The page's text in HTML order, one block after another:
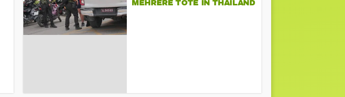
MEHRERE TOTE IN THAILAND